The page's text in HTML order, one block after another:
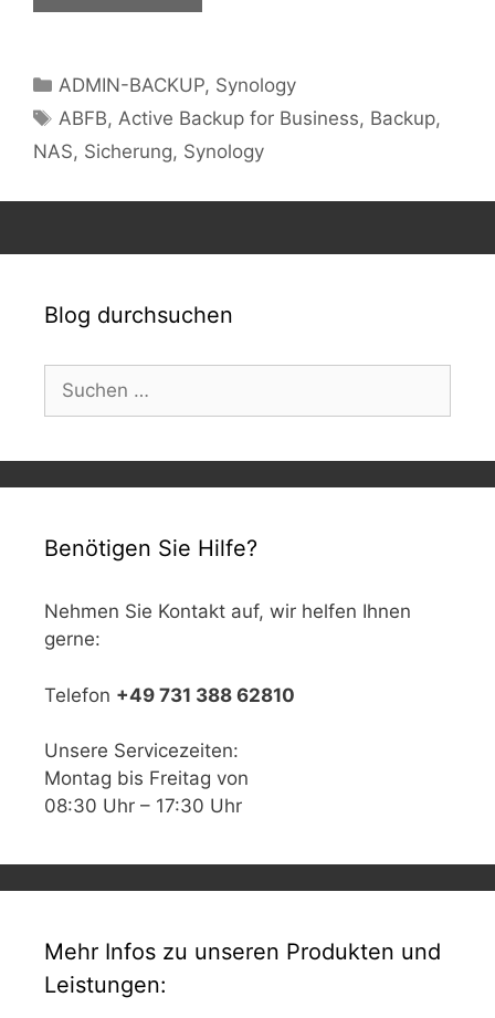
Kategorien
ADMIN-BACKUP, Synology
Schlagwörter
ABFB,Active Backup for Business, Backup,
NAS, Sicherung, Synology
Blog durchsuchen
Suchen
nach:
Benötigen Sie Hilfe?
Nehmen Sie Kontakt auf, wir helfen Ihnen
gerne:
Telefon +49 731 388 62810
Unsere Servicezeiten:
Montag bis Freitag von
08:30 Uhr – 17:30 Uhr
Mehr Infos zu unseren Produkten und
Leistungen: